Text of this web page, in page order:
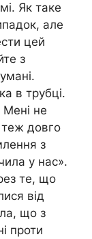
Як таке
але
цей
з
в трубці.
не
теж довго
з
у нас».
те, що
від
що з
проти